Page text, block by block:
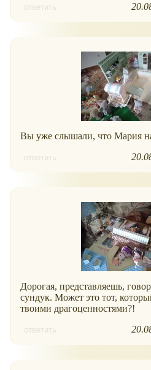
ответить
Вы уже слышали, что Мария
ответить
Дорогая, представляешь,
сундук. Может это тот,
твоими драгоценностями?!
ответить